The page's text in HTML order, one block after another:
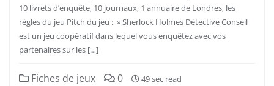
10 livrets d’enquête, 10 journaux, 1 annuaire de Londres, les
règles du jeu Pitch du jeu : » Sherlock Holmes Détective Conseil
est un jeu coopératif dans lequel vous enquêtez avec vos
partenaires sur les […]
Fiches de jeux 0 49 sec read